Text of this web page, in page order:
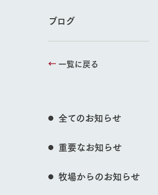
交通アクセス
イベント/フェア
ブログ
一覧に戻る
全てのお知らせ
重要なお知らせ
牧場からのお知らせ